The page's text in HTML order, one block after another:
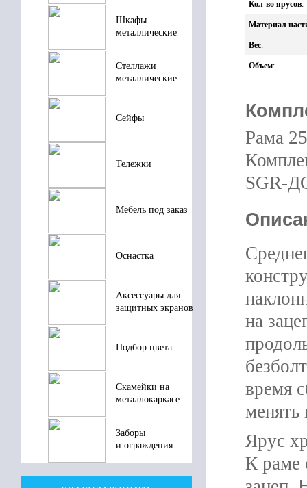
Шкафы
металлические
Стеллажи
металлические
Сейфы
Тележки
Мебель под заказ
Оснастка
Аксессуары для
защитных экранов
Подбор цвета
Скамейки на
металлокаркасе
Заборы
и ограждения
Кол-во ярусов:
Материал
Вес:
Объем:
Рама
SGR-
на
время
менять
Ярус
К раме